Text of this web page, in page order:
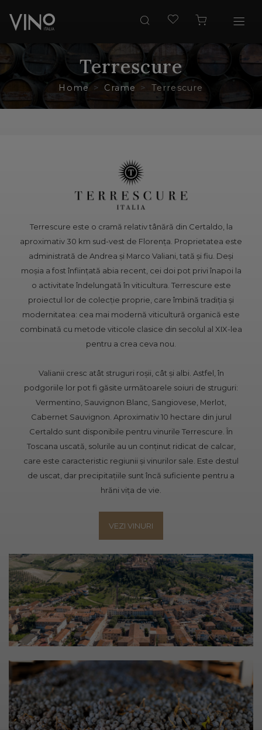
Terrescure
Home Crame Terrescure
Terrescure este o cramă relativ tânără din Certaldo, la
aproximativ 30 km sud-vest de Florența. Proprietatea este
administrată de Andrea și Marco Valiani, tată și fiu. Deși
moșia a fost înființată abia recent, cei doi pot privi înapoi la
o activitate îndelungată în viticultura. Terrescure este
proiectul lor de colecție proprie, care îmbină tradiția și
modernitatea: cea mai modernă viticultură organică este
combinată cu metode viticole clasice din secolul al XIX-lea
pentru a crea ceva nou.
Valianii cresc atât struguri roșii, cât și albi. Astfel, în
podgoriile lor pot fi găsite următoarele soiuri de struguri:
Vermentino, Sauvignon Blanc, Sangiovese, Merlot,
Cabernet Sauvignon. Aproximativ 10 hectare din jurul
Certaldo sunt disponibile pentru vinurile Terrescure. În
Toscana uscată, solurile au un conținut ridicat de calcar,
care este caracteristic regiunii și vinurilor sale. Este destul
de uscat, dar precipitațiile sunt încă suficiente pentru a
hrăni vița de vie.
VEZI VINURI